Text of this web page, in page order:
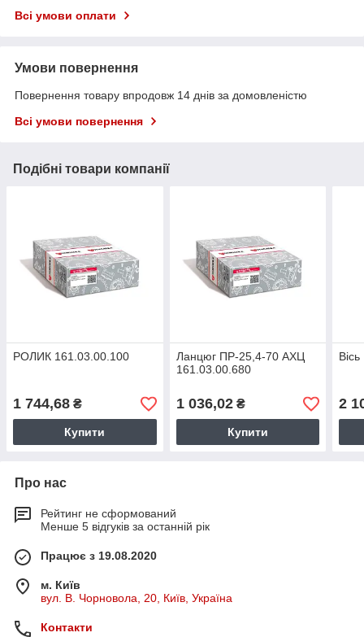
Всі умови оплати
Умови повернення
Повернення товару впродовж 14 днів за домовленістю
Всі умови повернення
Подібні товари компанії
РОЛИК 161.03.00.100
1 744,68 ₴
Купити
Ланцюг ПР-25,4-70 АХЦ
161.03.00.680
1 036,02₴
Купити
2
Про нас
Рейтинг не сформований
Менше 5 відгуків за останній рік
Працює з 19.08.2020
м. Київ
вул. В. Чорновола, 20, Київ, Україна
Контакти